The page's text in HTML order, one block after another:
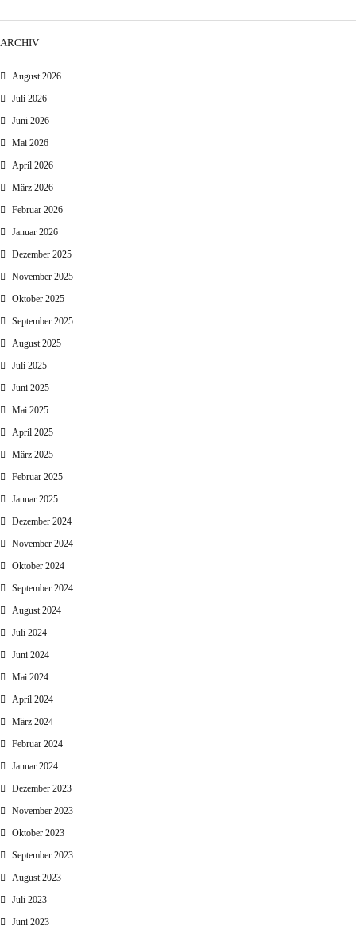
ARCHIV
August 2026
Juli 2026
Juni 2026
Mai 2026
April 2026
März 2026
Februar 2026
Januar 2026
Dezember 2025
November 2025
Oktober 2025
September 2025
August 2025
Juli 2025
Juni 2025
Mai 2025
April 2025
März 2025
Februar 2025
Januar 2025
Dezember 2024
November 2024
Oktober 2024
September 2024
August 2024
Juli 2024
Juni 2024
Mai 2024
April 2024
März 2024
Februar 2024
Januar 2024
Dezember 2023
November 2023
Oktober 2023
September 2023
August 2023
Juli 2023
Juni 2023